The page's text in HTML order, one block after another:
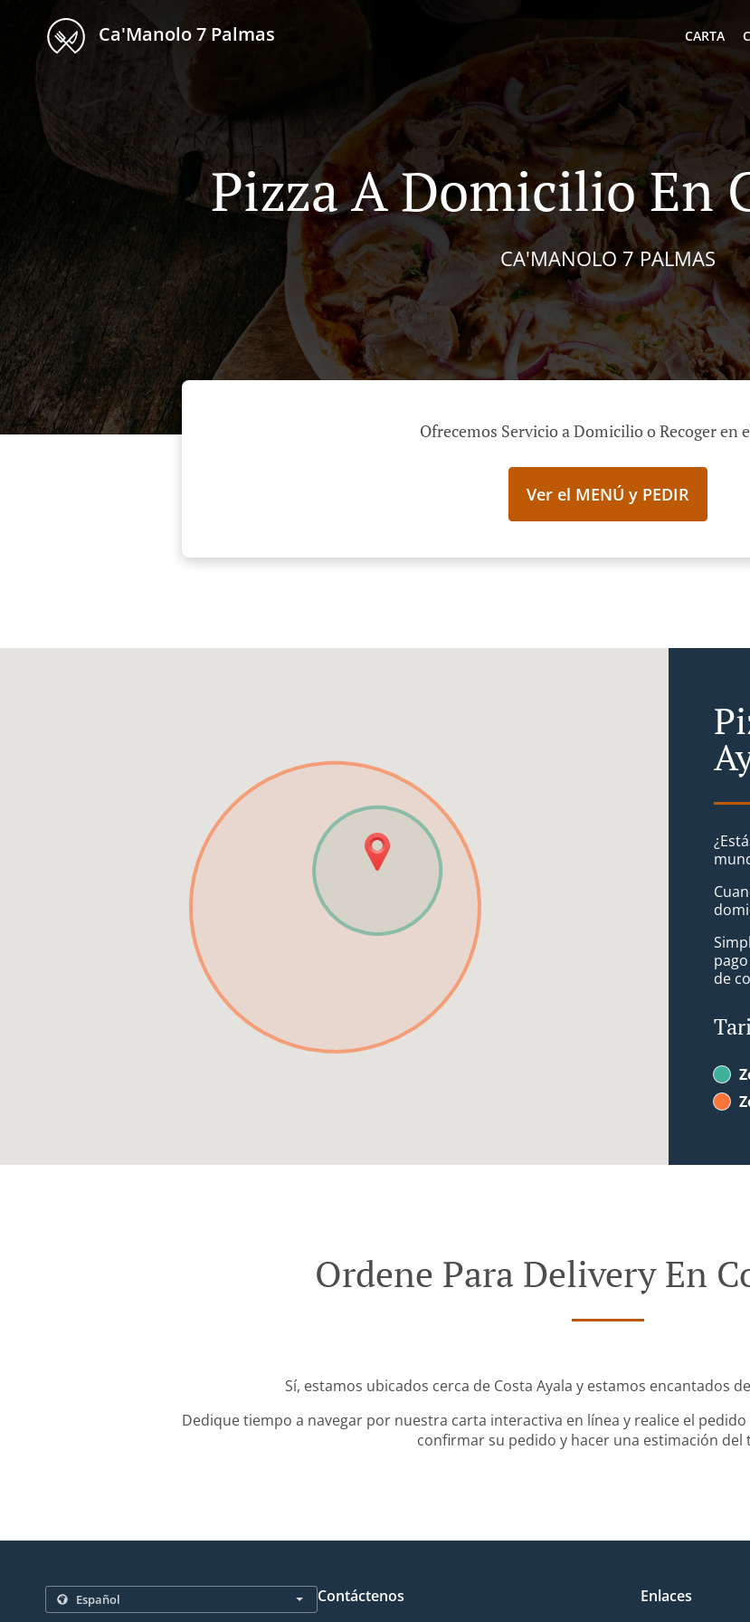
Ca'Manolo 7 Palmas CARTA
Pizza A Domicilio En
CA'MANOLO 7 PALMAS
Ofrecemos Servicio a Domicilio o Recoger en
Ver el MENÚ y PEDIR
de
Ordene Para Delivery En
Sí, estamos ubicados cerca de Costa Ayala y estamos encantados
Dedique tiempo a navegar por nuestra carta interactiva en línea y realice el
confirmar su pedido y hacer una estimación del
Contáctenos Enlaces